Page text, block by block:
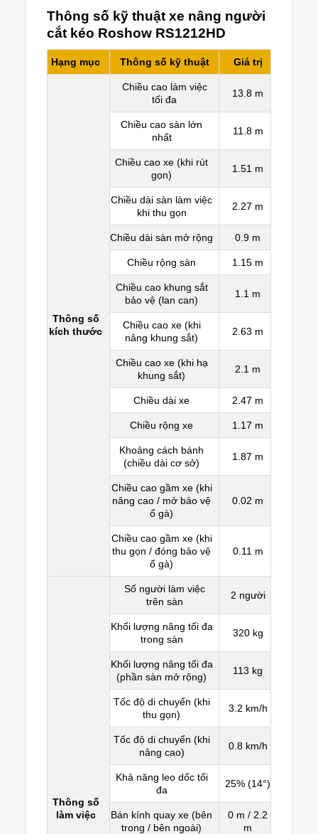
Thông số kỹ thuật xe nâng người
cắt kéo Roshow RS1212HD
Hạng mục Thông số kỹ thuật Giá trị
Thông số
kích thước
Chiều cao làm việc
tối đa
13.8 m
Chiều cao sàn lớn
nhất
11.8 m
Chiều cao xe (khi rút
gọn)
1.51 m
Chiều dài sàn làm việc
khi thu gọn
2.27 m
Chiều dài sàn mở rộng 0.9 m
Chiều rộng sàn 1.15 m
Chiều cao khung sắt
bảo vệ (lan can)
1.1 m
Chiều cao xe (khi
nâng khung sắt)
2.63 m
Chiều cao xe (khi hạ
khung sắt)
2.1 m
Chiều dài xe 2.47 m
Chiều rộng xe 1.17 m
Khoảng cách bánh
(chiều dài cơ sở)
1.87 m
Chiều cao gầm xe (khi
nâng cao / mở bảo vệ
ổ gà)
0.02 m
Chiều cao gầm xe (khi
thu gọn / đóng bảo vệ
ổ gà)
0.11 m
Thông số
làm việc
Số người làm việc
trên sàn
2 người
Khối lượng nâng tối đa
trong sàn
320 kg
Khối lượng nâng tối đa
(phần sàn mở rộng)
113 kg
Tốc độ di chuyển (khi
thu gọn)
3.2 km/h
Tốc độ di chuyển (khi
nâng cao)
0.8 km/h
Khả năng leo dốc tối
đa
25% (14°)
Bán kính quay xe (bên
trong / bên ngoài)
0 m / 2.2
m